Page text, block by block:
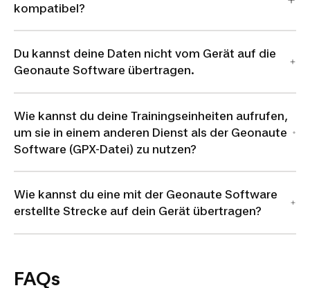
kompatibel?
Du kannst deine Daten nicht vom Gerät auf die
Geonaute Software übertragen.
Wie kannst du deine Trainingseinheiten aufrufen,
um sie in einem anderen Dienst als der Geonaute
Software (GPX-Datei) zu nutzen?
Wie kannst du eine mit der Geonaute Software
erstellte Strecke auf dein Gerät übertragen?
FAQs